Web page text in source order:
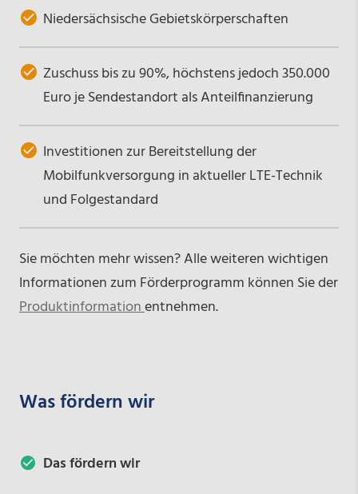
Niedersächsische Gebietskörperschaften
Zuschuss bis zu 90%, höchstens jedoch 350.000
Euro je Sendestandort als Anteilfinanzierung
Investitionen zur Bereitstellung der
Mobilfunkversorgung in aktueller LTE-Technik
und Folgestandard
Sie möchten mehr wissen? Alle weiteren wichtigen
Informationen zum Förderprogramm können Sie der
Produktinformationentnehmen.
Was fördern wir
Das fördern wir